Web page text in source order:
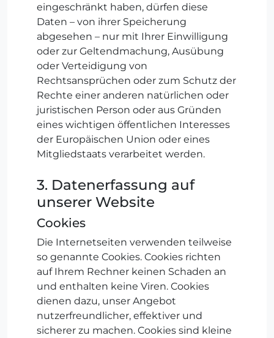
eingeschränkt haben, dürfen diese
Daten – von ihrer Speicherung
abgesehen – nur mit Ihrer Einwilligung
oder zur Geltendmachung, Ausübung
oder Verteidigung von
Rechtsansprüchen oder zum Schutz der
Rechte einer anderen natürlichen oder
juristischen Person oder aus Gründen
eines wichtigen öffentlichen Interesses
der Europäischen Union oder eines
Mitgliedstaats verarbeitet werden.
3. Datenerfassung auf
unserer Website
Cookies
Die Internetseiten verwenden teilweise
so genannte Cookies. Cookies richten
auf Ihrem Rechner keinen Schaden an
und enthalten keine Viren. Cookies
dienen dazu, unser Angebot
nutzerfreundlicher, effektiver und
sicherer zu machen. Cookies sind kleine